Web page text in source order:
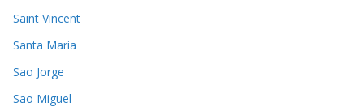
Saint Vincent
Santa Maria
Sao Jorge
Sao Miguel